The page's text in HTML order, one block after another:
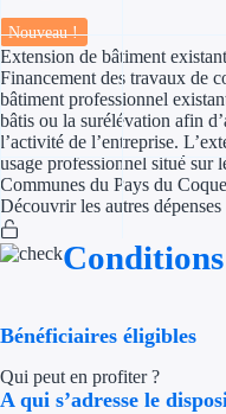
Nouveau !
Extension de bâtiment existant
Financement des travaux de
bâtiment professionnel
bâtis ou la surélévation afin
l’activité de l’entreprise.
usage professionnel situé sur
Communes du Pays du
Découvrir les autres dépenses
Conditions
Bénéficiaires éligibles
Qui peut en profiter ?
A qui s’adresse le